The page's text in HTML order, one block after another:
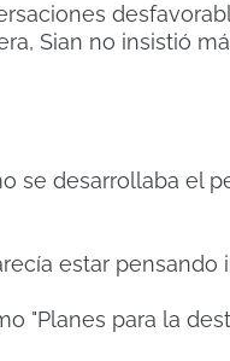
Sian no insistió
se desarrollaba el
estar pensando
"Planes para la